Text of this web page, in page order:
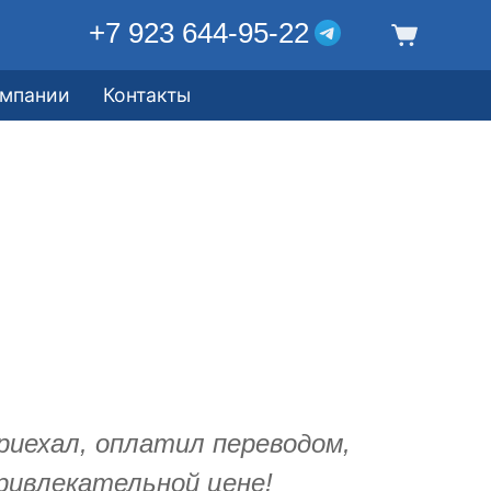
+7 923 644-95-22
Контакты
оплатил переводом,
цене!